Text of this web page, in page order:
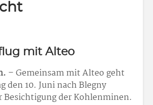
mit Alteo
– Gemeinsam mit Alteo geht
den 10. Juni nach Blegny
Besichtigung der Kohlenminen.